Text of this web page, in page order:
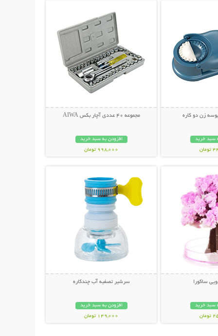
زن دو کاره
سبد خرید
مجموعه 40 عددی آچار بکس AIWA
افزودن به سبد خرید
998,000 تومان
ساکورا
سبد خرید
سرشیر تصفیه آب چندکاره
افزودن به سبد خرید
149,000 تومان